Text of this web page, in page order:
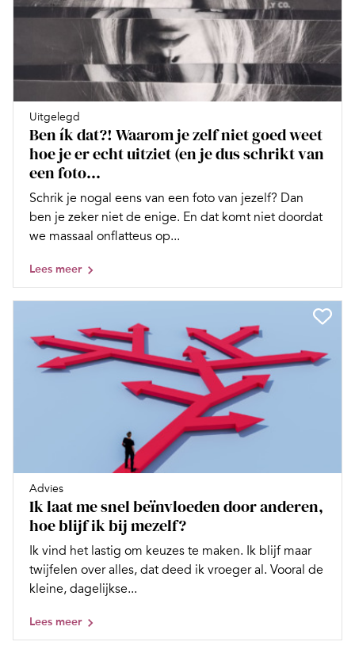
Uitgelegd
Ben ík dat?! Waarom je zelf niet goed weet
hoe je er echt uitziet (en je dus schrikt van
een foto...
Schrik je nogal eens van een foto van jezelf? Dan
ben je zeker niet de enige. En dat komt niet doordat
we massaal onflatteus op...
Lees meer
Advies
Ik laat me snel beïnvloeden door anderen,
hoe blijf ik bij mezelf?
Ik vind het lastig om keuzes te maken. Ik blijf maar
twijfelen over alles, dat deed ik vroeger al. Vooral de
kleine, dagelijkse...
Lees meer